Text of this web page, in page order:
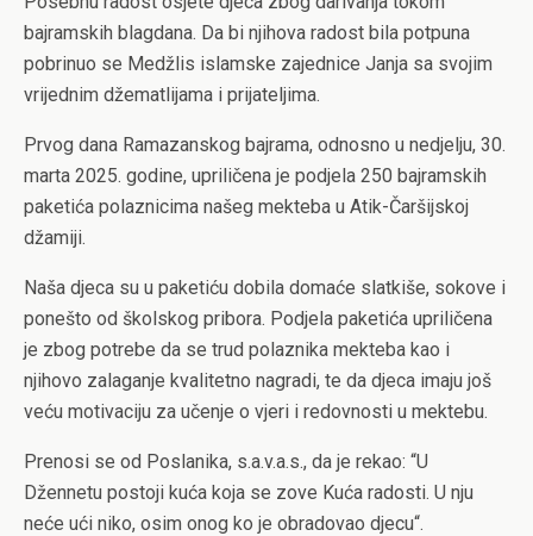
bajramskih blagdana. Da bi njihova radost bila potpuna
pobrinuo se Medžlis islamske zajednice Janja sa svojim
vrijednim džematlijama i prijateljima.
Prvog dana Ramazanskog bajrama, odnosno u nedjelju, 30.
marta 2025. godine, upriličena je podjela 250 bajramskih
paketića polaznicima našeg mekteba u Atik-Čaršijskoj
džamiji.
Naša djeca su u paketiću dobila domaće slatkiše, sokove i
ponešto od školskog pribora. Podjela paketića upriličena
je zbog potrebe da se trud polaznika mekteba kao i
njihovo zalaganje kvalitetno nagradi, te da djeca imaju još
veću motivaciju za učenje o vjeri i redovnosti u mektebu.
Prenosi se od Poslanika, s.a.v.a.s., da je rekao: “U
Džennetu postoji kuća koja se zove Kuća radosti. U nju
neće ući niko, osim onog ko je obradovao djecu“.